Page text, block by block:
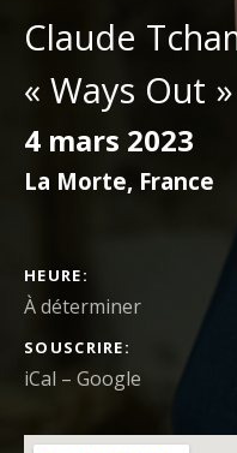
Claude
« Ways Out »
4 mars 2023
La Morte, France
DÉTAILS DU
HEURE
À déterminer
SOUSCRIRE
iCal Google